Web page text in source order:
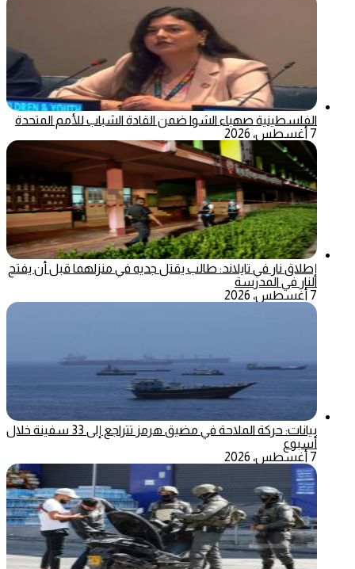
الفلسطينية صهباء الشوا ضمن القادة الشباب للأمم المتحدة
7 أغسطس، 2026
إطلاق نار في تايلاند: طالب يقتل جديه في منزلهما قبل أن يفتح
النار في المدرسة
7 أغسطس، 2026
بيانات: حركة الملاحة في مضيق هرمز تتراجع إلى 33 سفينة خلال
أسبوع
7 أغسطس، 2026